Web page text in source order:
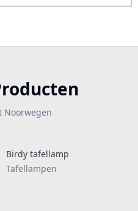
Noorwegen
Birdy tafellamp
Tafellampen